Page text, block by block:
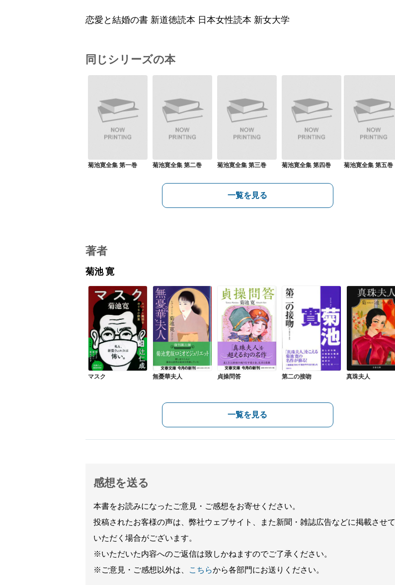
恋愛と結婚の書 新道徳読本 日本女性読本 新女大学
同じシリーズの本
菊池寛全集 第一巻 菊池寛全集 第二巻 菊池寛全集 第三巻 菊池寛全集 第四巻 菊池寛全集 第五巻
一覧を見る
著者
菊池 寛
マスク 無憂華夫人 貞操問答 第二の接吻 真珠夫人
一覧を見る
感想を送る
本書をお読みになったご意見・ご感想をお寄せください。
投稿されたお客様の声は、弊社ウェブサイト、また新聞・雑誌広告などに掲載させて
いただく場合がございます。
※いただいた内容へのご返信は致しかねますのでご了承ください。
※ご意見・ご感想以外は、
こちらから各部門にお送りください。